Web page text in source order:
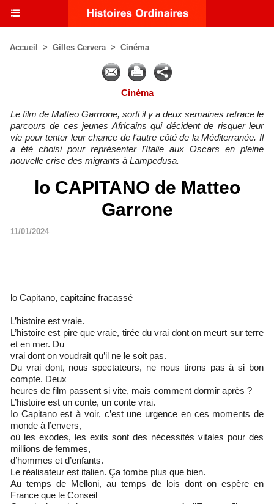
Accueil > Gilles Cervera > Cinéma
Cinéma
Le film de Matteo Garrrone, sorti il y a deux semaines retrace le
parcours de ces jeunes Africains qui décident de risquer leur
vie pour tenter leur chance de l'autre côté de la Méditerranée. Il
a été choisi pour représenter l'Italie aux Oscars en pleine
nouvelle crise des migrants à Lampedusa.
lo CAPITANO de Matteo
Garrone
11/01/2024
lo Capitano, capitaine fracassé
L’histoire est vraie.
L’histoire est pire que vraie, tirée du vrai dont on meurt sur terre
et en mer. Du
vrai dont on voudrait qu’il ne le soit pas.
Du vrai dont, nous spectateurs, ne nous tirons pas à si bon
compte. Deux
heures de film passent si vite, mais comment dormir après ?
L’histoire est un conte, un conte vrai.
Io Capitano est à voir, c’est une urgence en ces moments de
monde à l’envers,
où les exodes, les exils sont des nécessités vitales pour des
millions de femmes,
d’hommes et d’enfants.
Le réalisateur est italien. Ça tombe plus que bien.
Au temps de Melloni, au temps de lois dont on espère en
France que le Conseil